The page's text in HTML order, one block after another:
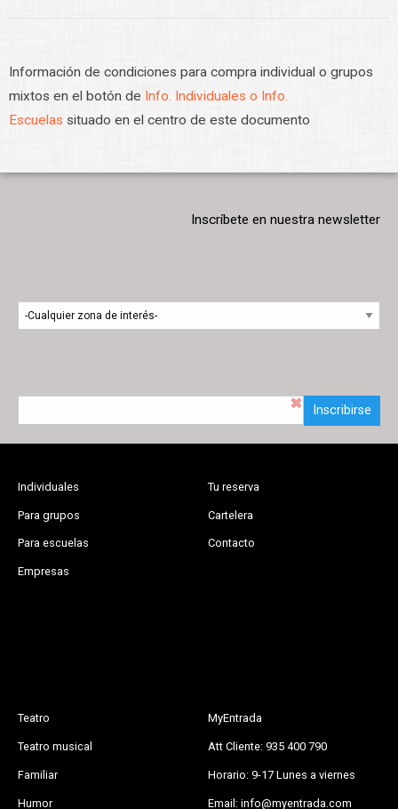
Información de condiciones para compra individual o grupos
mixtos en el botón de Info. Individuales o Info.
Escuelas situado en el centro de este documento
Inscríbete en nuestra newsletter
Inscribirse
Individuales
Para grupos
Para escuelas
Empresas
Tu reserva
Cartelera
Contacto
Teatro
Teatro musical
Familiar
Humor
MyEntrada
Att Cliente: 935 400 790
Horario: 9-17 Lunes a viernes
Email: info@myentrada.com